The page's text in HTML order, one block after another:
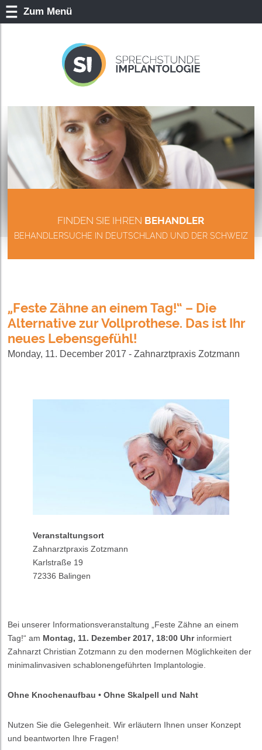
Zum Menü
FINDEN SIE IHREN BEHANDLER
BEHANDLERSUCHE IN DEUTSCHLAND UND DER SCHWEIZ
„Feste Zähne an einem Tag!“ – Die
Alternative zur Vollprothese. Das ist Ihr
neues Lebensgefühl!
Monday, 11. December 2017 - Zahnarztpraxis Zotzmann
Veranstaltungsort
Zahnarztpraxis Zotzmann
Karlstraße 19
72336 Balingen
Bei unserer Informationsveranstaltung „Feste Zähne an einem
Tag!“ am Montag, 11. Dezember 2017, 18:00 Uhrinformiert
Zahnarzt Christian Zotzmann zu den modernen Möglichkeiten der
minimalinvasiven schablonengeführten Implantologie.
Ohne Knochenaufbau • Ohne Skalpell und Naht
Nutzen Sie die Gelegenheit. Wir erläutern Ihnen unser Konzept
und beantworten Ihre Fragen!